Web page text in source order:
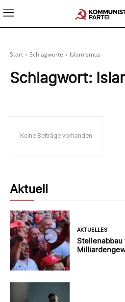
Start Schlagworte Islamismus
Schlagwort:
Keine Beiträge vorhanden
Aktuell
AKTUELLES